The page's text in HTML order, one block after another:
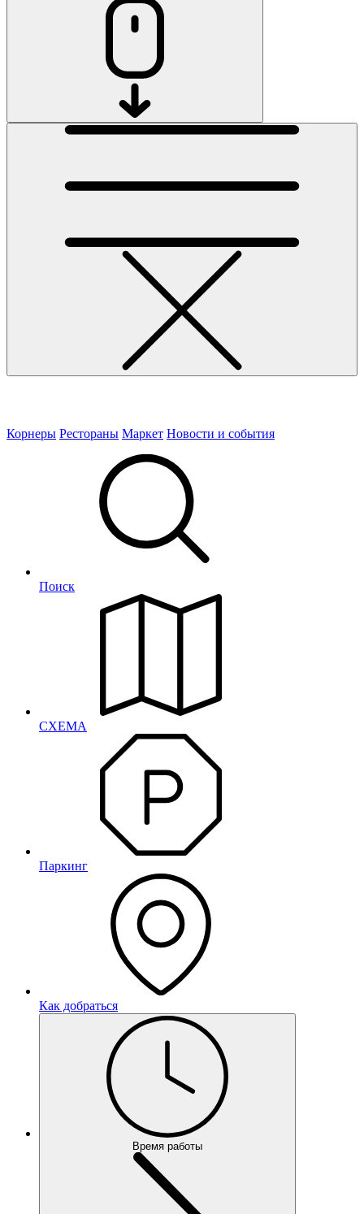
Корнеры Рестораны Маркет Новости и события
Поиск
СХЕМА
Паркинг
Как добраться
Время работы